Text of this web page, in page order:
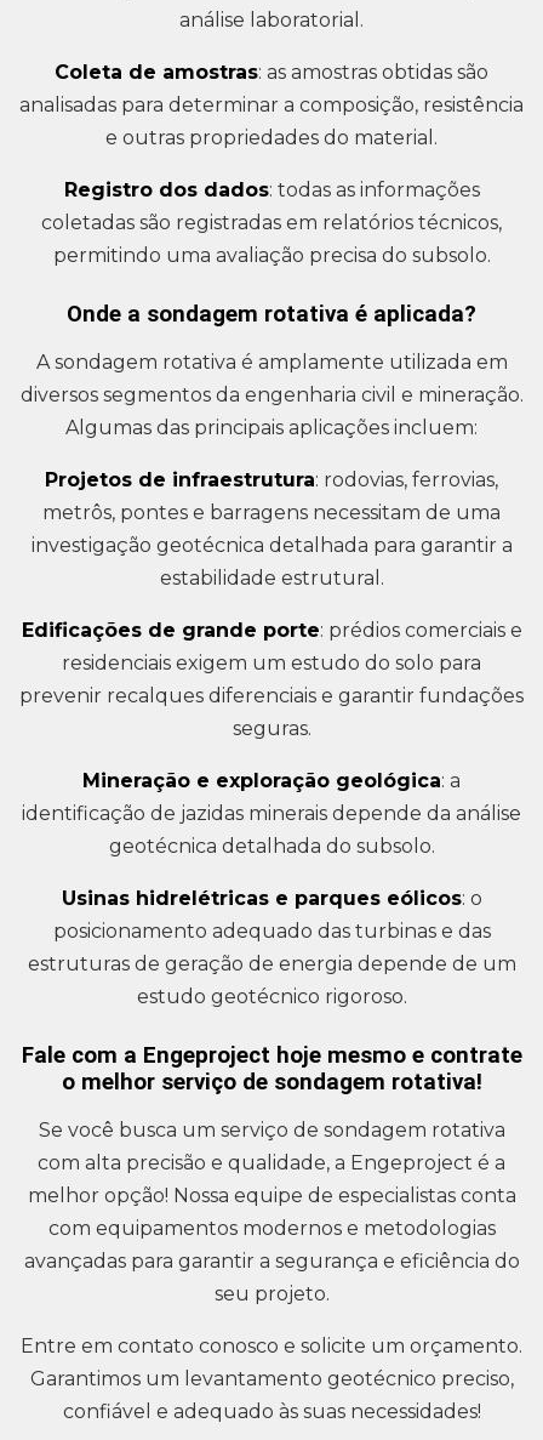
análise laboratorial.
Coleta de amostras: as amostras obtidas são
analisadas para determinar a composição, resistência
e outras propriedades do material.
Registro dos dados: todas as informações
coletadas são registradas em relatórios técnicos,
permitindo uma avaliação precisa do subsolo.
Onde a sondagem rotativa é aplicada?
A sondagem rotativa é amplamente utilizada em
diversos segmentos da engenharia civil e mineração.
Algumas das principais aplicações incluem:
Projetos de infraestrutura: rodovias, ferrovias,
metrôs, pontes e barragens necessitam de uma
investigação geotécnica detalhada para garantir a
estabilidade estrutural.
Edificações de grande porte: prédios comerciais e
residenciais exigem um estudo do solo para
prevenir recalques diferenciais e garantir fundações
seguras.
Mineração e exploração geológica: a
identificação de jazidas minerais depende da análise
geotécnica detalhada do subsolo.
Usinas hidrelétricas e parques eólicos: o
posicionamento adequado das turbinas e das
estruturas de geração de energia depende de um
estudo geotécnico rigoroso.
Fale com a Engeproject hoje mesmo e contrate
o melhor serviço de sondagem rotativa!
Se você busca um serviço de sondagem rotativa
com alta precisão e qualidade, a Engeproject é a
melhor opção! Nossa equipe de especialistas conta
com equipamentos modernos e metodologias
avançadas para garantir a segurança e eficiência do
seu projeto.
Entre em contato conosco e solicite um orçamento.
Garantimos um levantamento geotécnico preciso,
confiável e adequado às suas necessidades!